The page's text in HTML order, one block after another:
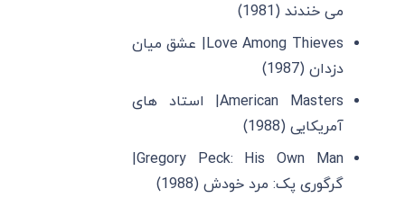
می ‌خندند (1981)
Love Among Thieves| عشق میان
دزدان (1987)
American Masters| استاد های
آمریکایی (1988)
گرگوری پک: مرد خودش (1988)